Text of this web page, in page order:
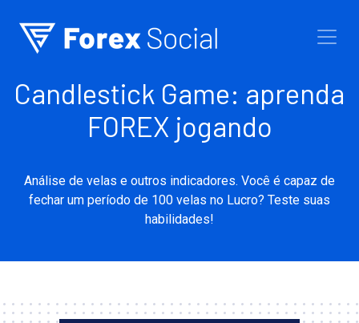
Candlestick Game: aprenda
FOREX jogando
Análise de velas e outros indicadores. Você é capaz de
fechar um período de 100 velas no Lucro? Teste suas
habilidades!